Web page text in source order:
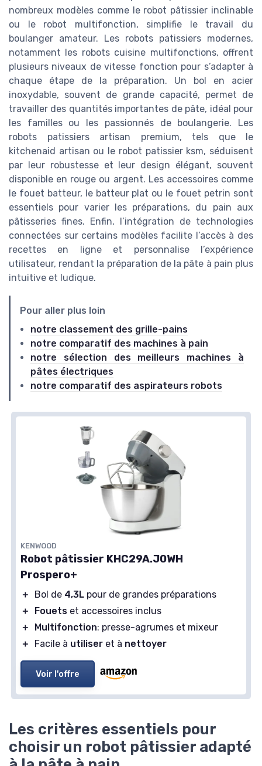
nombreux modèles comme le robot pâtissier inclinable
ou le robot multifonction, simplifie le travail du
boulanger amateur. Les robots patissiers modernes,
notamment les robots cuisine multifonctions, offrent
plusieurs niveaux de vitesse fonction pour s’adapter à
chaque étape de la préparation. Un bol en acier
inoxydable, souvent de grande capacité, permet de
travailler des quantités importantes de pâte, idéal pour
les familles ou les passionnés de boulangerie. Les
robots patissiers artisan premium, tels que le
kitchenaid artisan ou le robot patissier ksm, séduisent
par leur robustesse et leur design élégant, souvent
disponible en rouge ou argent. Les accessoires comme
le fouet batteur, le batteur plat ou le fouet petrin sont
essentiels pour varier les préparations, du pain aux
pâtisseries fines. Enfin, l’intégration de technologies
connectées sur certains modèles facilite l’accès à des
recettes en ligne et personnalise l’expérience
utilisateur, rendant la préparation de la pâte à pain plus
intuitive et ludique.
Pour aller plus loin
notre classement des grille-pains
notre comparatif des machines à pain
notre sélection des meilleurs machines à
pâtes électriques
notre comparatif des aspirateurs robots
KENWOOD
Robot pâtissier KHC29A.J0WH
Prospero+
＋ Bol de 4,3L pour de grandes préparations
＋
Fouets et accessoires inclus
＋
Multifonction: presse-agrumes et mixeur
＋
Facile à utiliser et à nettoyer
Voir l'offre
Les critères essentiels pour
choisir un robot pâtissier adapté